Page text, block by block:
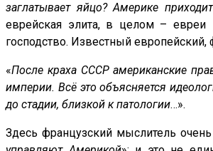
заглатывает яйцо? Америке
еврейская элита, в целом – евреи
господство. Известный
«После краха СССР американские
империи. Всё это объясняется
до стадии, близкой к патологии…».
Здесь французский мыслитель